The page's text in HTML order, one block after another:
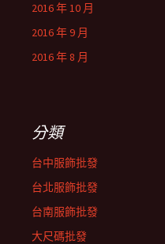
2016 年 10 月
2016 年 9 月
2016 年 8 月
分類
台中服飾批發
台北服飾批發
台南服飾批發
大尺碼批發